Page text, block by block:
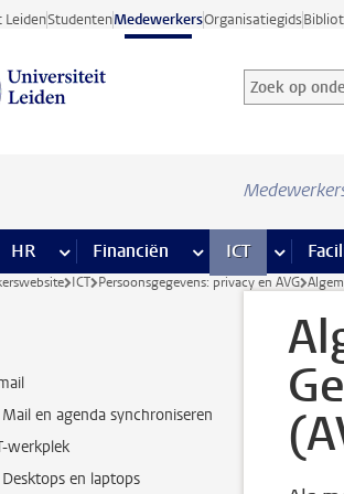
LeidenStudentenMedewerkersOrganisatiegids
Zoek op
Zoekterm
HR meer HR pagina’s
Financiën meer Financiën
ICT meer ICT
ICT Persoonsgegevens: privacy en AVG
Mail en agenda synchroniseren
werkplek
Desktops en laptops